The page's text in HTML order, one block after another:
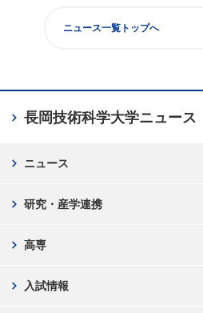
ニュース一覧トップへ
長岡技術科学大学ニュース
chevron_right
ニュース
chevron_right
研究・産学連携
chevron_right
高専
chevron_right
入試情報
chevron_right